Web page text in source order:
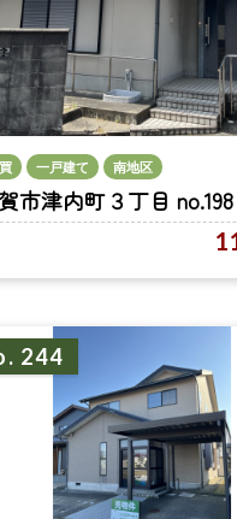
一戸建て 南地区
市津内町３丁目 no.198
244